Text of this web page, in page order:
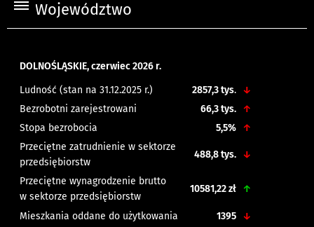
Województwo
DOLNOŚLĄSKIE, czerwiec 2026 r.
Ludność (stan na 31.12.2025 r.)
2857,3 tys. ↓
Bezrobotni zarejestrowani
66,3 tys. ↑
Stopa bezrobocia
5,5% ↑
Przeciętne zatrudnienie w sektorze
przedsiębiorstw
488,8tys. ↓
Przeciętne wynagrodzenie brutto
w sektorze przedsiębiorstw
10581,22 zł ↑
Mieszkania oddane do użytkowania 1395 ↓